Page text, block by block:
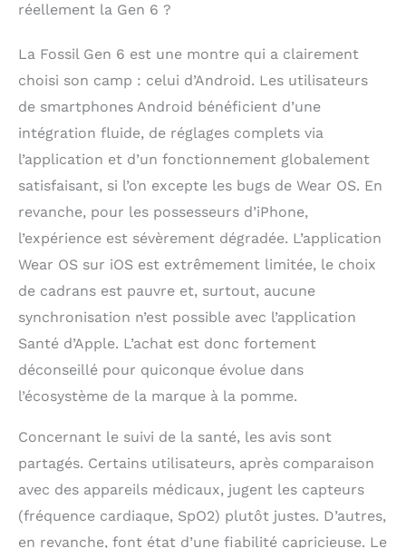
réellement la Gen 6 ?
La Fossil Gen 6 est une montre qui a clairement
choisi son camp : celui d’Android. Les utilisateurs
de smartphones Android bénéficient d’une
intégration fluide, de réglages complets via
l’application et d’un fonctionnement globalement
satisfaisant, si l’on excepte les bugs de Wear OS. En
revanche, pour les possesseurs d’iPhone,
l’expérience est sévèrement dégradée. L’application
Wear OS sur iOS est extrêmement limitée, le choix
de cadrans est pauvre et, surtout, aucune
synchronisation n’est possible avec l’application
Santé d’Apple. L’achat est donc fortement
déconseillé pour quiconque évolue dans
l’écosystème de la marque à la pomme.
Concernant le suivi de la santé, les avis sont
partagés. Certains utilisateurs, après comparaison
avec des appareils médicaux, jugent les capteurs
(fréquence cardiaque, SpO2) plutôt justes. D’autres,
en revanche, font état d’une fiabilité capricieuse. Le